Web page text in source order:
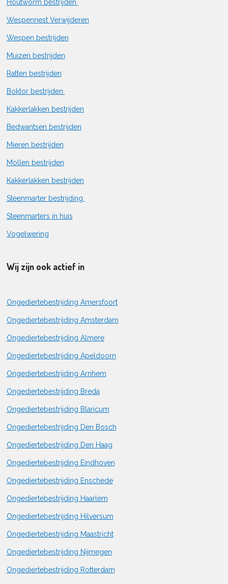
Houtworm bestrijden
Wespennest Verwijderen
Wespen bestrijden
Muizen bestrijden
Ratten bestrijden
Boktor bestrijden
Kakkerlakken bestrijden
Bedwantsen bestrijden
Mieren bestrijden
Mollen bestrijden
Kakkerlakken bestrijden
Steenmarter bestrijding
Steenmarters in huis
Vogelwering
Wij zijn ook actief in
Ongediertebestrijding Amersfoort
Ongediertebestrijding Amsterdam
Ongediertebestrijding Almere
Ongediertebestrijding Apeldoorn
Ongediertebestrijding Arnhem
Ongediertebestrijding Breda
Ongediertebestrijding Blaricum
Ongediertebestrijding Den Bosch
Ongediertebestrijding Den Haag
Ongediertebestrijding Eindhoven
Ongediertebestrijding Enschede
Ongediertebestrijding Haarlem
Ongediertebestrijding Hilversum
Ongediertebestrijding Maastricht
Ongediertebestrijding Nijmegen
Ongediertebestrijding Rotterdam